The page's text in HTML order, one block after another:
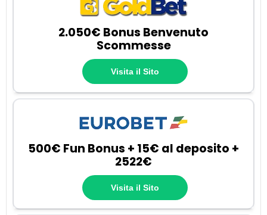
2.050€ Bonus Benvenuto
Scommesse
Visita il Sito
500€ Fun Bonus + 15€ al deposito +
2522€
Visita il Sito